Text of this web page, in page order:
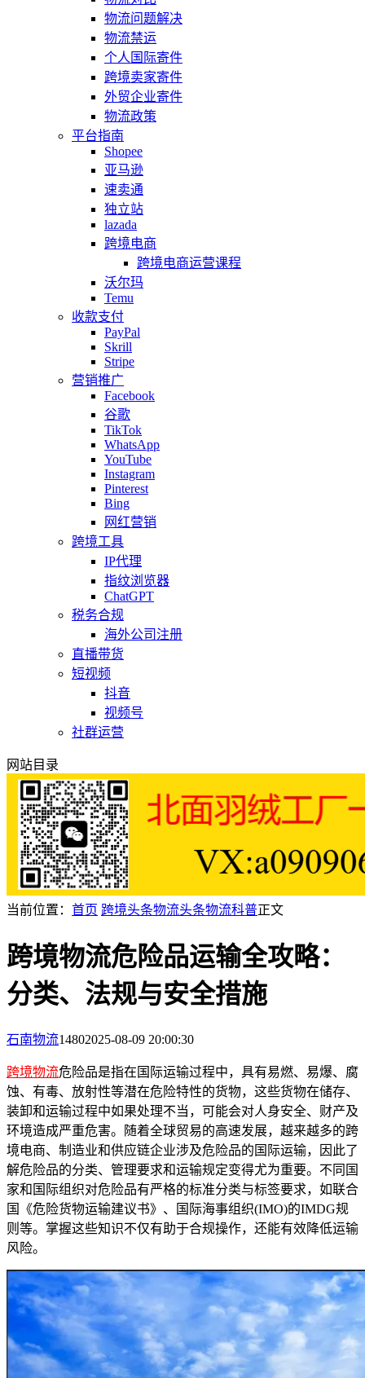
物流问题解决
物流禁运
个人国际寄件
跨境卖家寄件
外贸企业寄件
物流政策
平台指南
Shopee
亚马逊
速卖通
独立站
lazada
跨境电商
跨境电商运营课程
沃尔玛
Temu
收款支付
PayPal
Skrill
Stripe
营销推广
Facebook
谷歌
TikTok
WhatsApp
YouTube
Instagram
Pinterest
Bing
网红营销
跨境工具
IP代理
指纹浏览器
ChatGPT
税务合规
海外公司注册
直播带货
短视频
抖音
视频号
社群运营
网站目录
当前位置： 首页 跨境头条物流头条物流科普正文
跨境物流危险品运输全攻略：
分类、法规与安全措施
石南物流14802025-08-09 20:00:30
跨境物流危险品是指在国际运输过程中，具有易燃、易爆、腐
蚀、有毒、放射性等潜在危险特性的货物，这些货物在储存、
装卸和运输过程中如果处理不当，可能会对人身安全、财产及
环境造成严重危害。随着全球贸易的高速发展，越来越多的跨
境电商、制造业和供应链企业涉及危险品的国际运输，因此了
解危险品的分类、管理要求和运输规定变得尤为重要。不同国
家和国际组织对危险品有严格的标准分类与标签要求，如联合
国《危险货物运输建议书》、国际海事组织(IMO)的IMDG规
则等。掌握这些知识不仅有助于合规操作，还能有效降低运输
风险。